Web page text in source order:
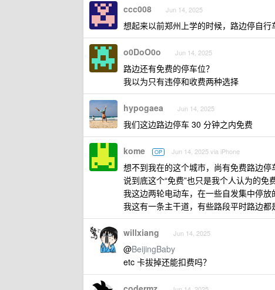
ccc008 Jun 14, 2025
想起来以前郑州上学的时候，路边停自
o0DoO0o Jun 14, 2025
路边还有免费的停车位？
我以为只有违停和收费两种选择
hypogaea Jun 14, 2025
我们这边路边停车 30 分钟之内免费
kome OP Jun 14, 2025 via iPhone
想不到我在的这个城市，尚有免费路边停
说到底这个“免费”也只是我个人认为的免
我这边两轮电动车，在一些自发集中停放
我这有一条主干道，有些路段平时路边都
willxiang Jun 14, 2025
@BeijingBaby
etc 卡拔掉还能扣费吗？